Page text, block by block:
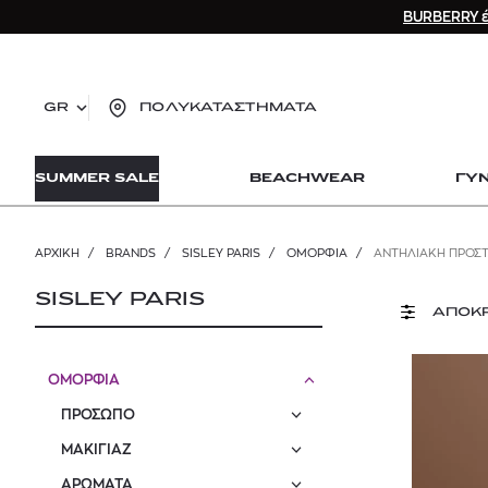
GR ΠΟΛΥΚΑΤΑΣΤΗΜΑΤΑ
SUMMER SALE BEACHWEAR
ΑΡΧΙΚΉ / BRANDS / SISLEY PARIS / ΟΜΟΡΦΙΑ / ΑΝΤΗΛΙΑΚΗ
SISLEY PARIS
ΟΜΟΡΦΙΑ
ΠΡΟΣΩΠΟ
ΜΑΚΙΓΙΑΖ
ΑΡΩΜΑΤΑ